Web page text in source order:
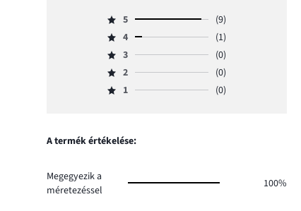
Osztályzat
5,
szavazatok
száma
5
(9)
Osztályzat
4,
szavazatok
száma
4
(1)
Osztályzat
3,
szavazatok
3
(0)
Osztályzat
2,
0.
2
(0)
Osztályzat
száma
1 (0)
A termék értékelése:
Megegyezik a
méretezéssel
100%